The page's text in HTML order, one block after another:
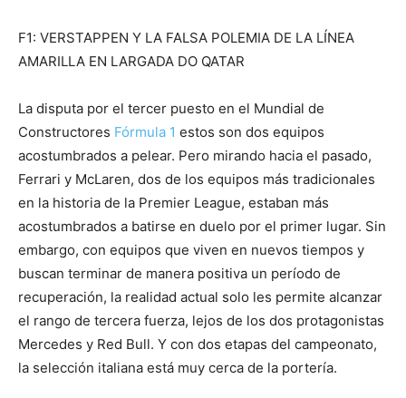
F1: VERSTAPPEN Y LA FALSA POLEMIA DE LA LÍNEA
AMARILLA EN LARGADA DO QATAR
La disputa por el tercer puesto en el Mundial de
Constructores Fórmula 1 estos son dos equipos
acostumbrados a pelear. Pero mirando hacia el pasado,
Ferrari y McLaren, dos de los equipos más tradicionales
en la historia de la Premier League, estaban más
acostumbrados a batirse en duelo por el primer lugar. Sin
embargo, con equipos que viven en nuevos tiempos y
buscan terminar de manera positiva un período de
recuperación, la realidad actual solo les permite alcanzar
el rango de tercera fuerza, lejos de los dos protagonistas
Mercedes y Red Bull. Y con dos etapas del campeonato,
la selección italiana está muy cerca de la portería.